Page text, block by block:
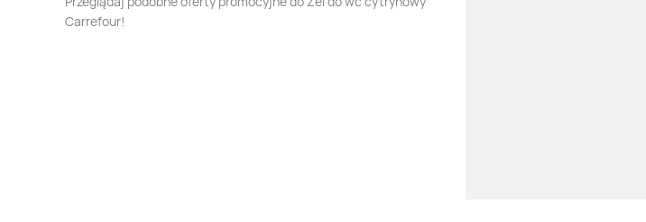
Carrefour!